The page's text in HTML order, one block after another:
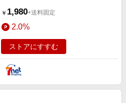
￥ 1,980+送料固定
2.0%
ストアにすすむ